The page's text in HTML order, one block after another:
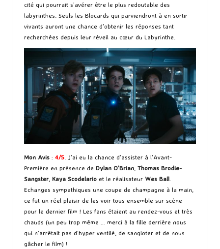
cité qui pourrait s’avérer être le plus redoutable des
labyrinthes. Seuls les Blocards qui parviendront à en sortir
vivants auront une chance d’obtenir les réponses tant
recherchées depuis leur réveil au cœur du Labyrinthe.
Mon Avis : 4/5 . J’ai eu la chance d’assister à l’Avant-
Première en présence de Dylan O’Brian Thomas Brodie-
Sangster Kaya Scodelario et le réalisateur Wes Ball
Echanges sympathiques une coupe de champagne à la main,
ce fut un réel plaisir de les voir tous ensemble sur scène
pour le dernier film ! Les fans étaient au rendez-vous et très
chauds (un peu trop même … merci à la fille derrière nous
qui n’arrêtait pas d’hyper ventilé, de sangloter et de nous
gâcher le film) !